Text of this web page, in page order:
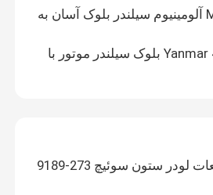
نقره Mitsubishi L3C آلومينيوم سيلندر بلوک آسان به
Yanmar 4TNE94-4TNE94LE بلوک سیلندر موتور با
لودر وصل کننده قطعات لودر ستون سوئیچ 273-9189